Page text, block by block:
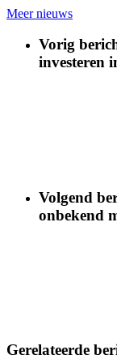
Meer nieuws
Vorig
investeren
Volgend
onbekend
Gerelateerde